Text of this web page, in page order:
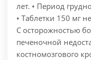
лет. • Период
• Таблетки 150 мг
С осторожностью
печеночной
костномозгового